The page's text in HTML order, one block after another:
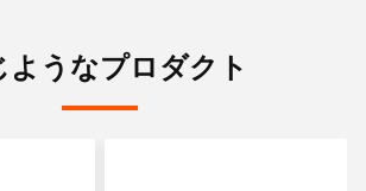
ようなプロダクト